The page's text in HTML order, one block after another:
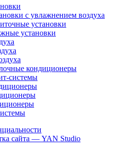
с увлажнением воздуха
установки
установки
кондиционеры
системы
сайта — YAN Studio